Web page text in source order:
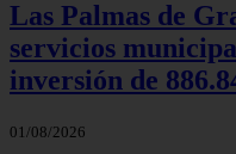
Las Palmas de
servicios
inversión de
01/08/2026